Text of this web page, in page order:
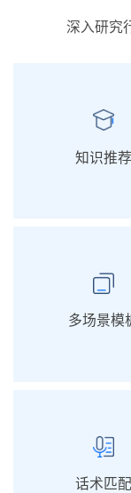
深入研究
知识推荐
多场景模
话术匹配